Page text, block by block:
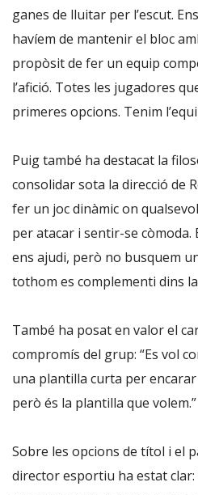
ganes de lluitar per l’escut.
havíem de mantenir el bloc
propòsit de fer un equip
l’afició. Totes les jugadores
primeres opcions. Tenim
Puig també ha destacat la
consolidar sota la direcció de
fer un joc dinàmic on
per atacar i sentir-se còmoda.
ens ajudi, però no busquem
tothom es complementi dins
També ha posat en valor el
compromís del grup: “Es vol
una plantilla curta per
però és la plantilla que volem.”
Sobre les opcions de títol i el
director esportiu ha estat clar: